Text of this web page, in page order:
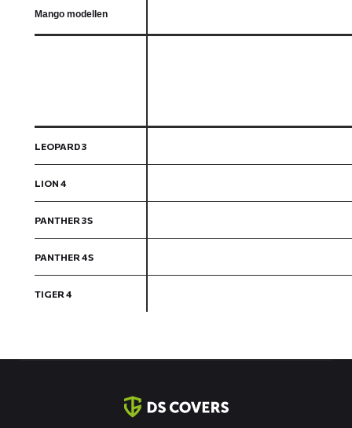
Mango modellen
LEOPARD 3
LION 4
PANTHER 3S
PANTHER 4S
TIGER 4